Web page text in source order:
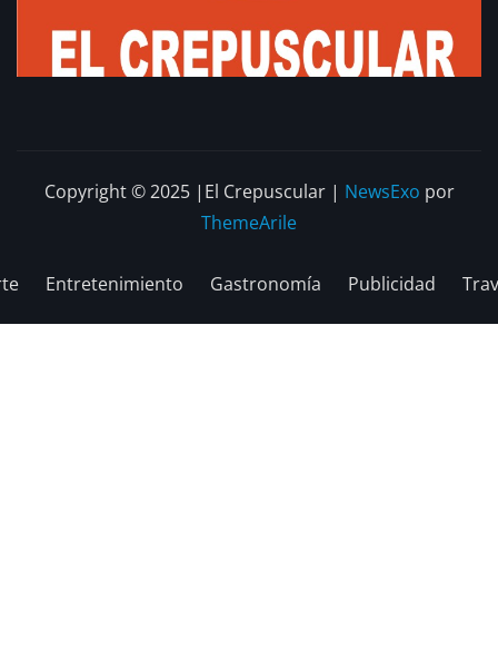
Copyright © 2025 |El Crepuscular | NewsExo por
ThemeArile
Entretenimiento Gastronomía Publicidad